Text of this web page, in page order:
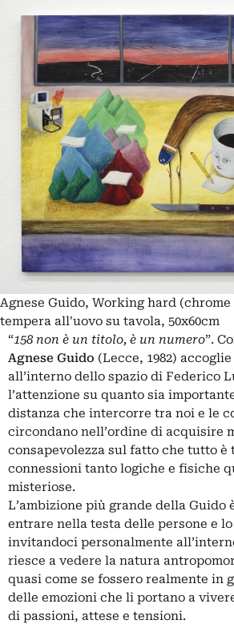
Agnese Guido, Working hard (chrome
tempera all'uovo su tavola, 50x60cm
“158 non è un titolo, è un numero”.
Agnese Guido (Lecce, 1982)
all’interno dello spazio di Federico
l’attenzione su quanto sia
distanza che intercorre tra noi e le
circondano nell’ordine di acquisire
consapevolezza sul fatto che tutto è
connessioni tanto logiche e fisiche
misteriose.
L’ambizione più grande della Guido
entrare nella testa delle persone e
invitandoci personalmente
riesce a vedere la natura
quasi come se fossero realmente in
delle emozioni che li portano a
di passioni, attese e tensioni.